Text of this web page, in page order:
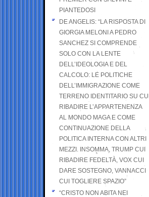
PIANTEDOSI
DE ANGELIS: “LA RISPOSTA DI
GIORGIA MELONI A PEDRO
SANCHEZ SI COMPRENDE
SOLO CON LA LENTE
DELL’IDEOLOGIA E DEL
CALCOLO: LE POLITICHE
DELL’IMMIGRAZIONE COME
TERRENO IDENTITARIO SU CUI
RIBADIRE L’APPARTENENZA
AL MONDO MAGA E COME
CONTINUAZIONE DELLA
POLITICA INTERNA CON ALTRI
MEZZI. INSOMMA, TRUMP CUI
RIBADIRE FEDELTÀ, VOX CUI
DARE SOSTEGNO, VANNACCI
CUI TOGLIERE SPAZIO”
“CRISTO NON ABITA NEI